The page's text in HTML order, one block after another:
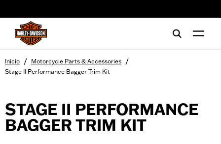
Início / Motorcycle Parts & Accessories /
Stage II Performance Bagger Trim Kit
STAGE II PERFORMANCE
BAGGER TRIM KIT